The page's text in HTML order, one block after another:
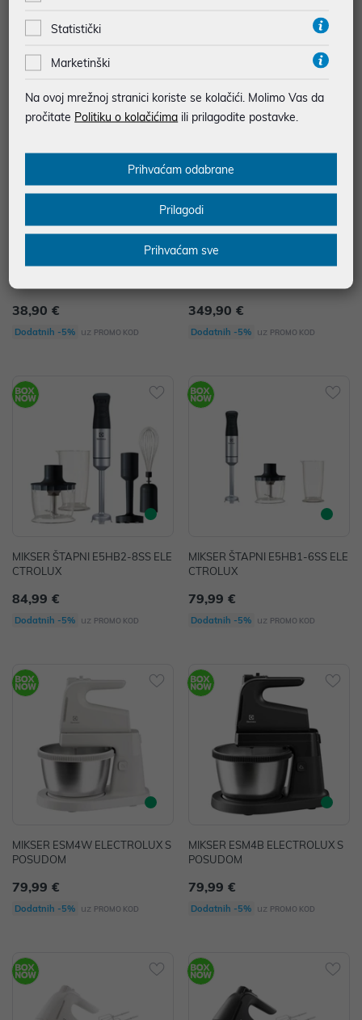
81,90 €
Bosch MFQ2210P ručni mikser
38,90 €
Dodatnih -5% uz PROMO KOD
Bosch MUM58251 SER4 kuhinjsk
349,90 €
Dodatnih -5% uz PROMO KOD
MIKSER ŠTAPNI E5HB2-8SS ELE
CTROLUX
84,99 €
Dodatnih -5% uz PROMO KOD
MIKSER ŠTAPNI E5HB1-6SS ELE
CTROLUX
79,99 €
Dodatnih -5% uz PROMO KOD
MIKSER ESM4W ELECTROLUX S
POSUDOM
79,99 €
Dodatnih -5% uz PROMO KOD
MIKSER ESM4B ELECTROLUX S
POSUDOM
79,99 €
Dodatnih -5% uz PROMO KOD
Statistički
Marketinški
Na ovoj mrežnoj stranici koriste se kolačići. Molimo Vas da
pročitate Politiku o kolačićima ili prilagodite postavke.
Prihvaćam odabrane
Prilagodi
Prihvaćam sve